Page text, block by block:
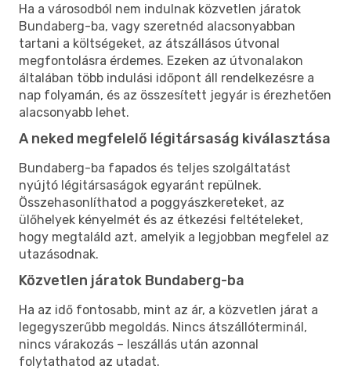
Ha a városodból nem indulnak közvetlen járatok
Bundaberg-ba, vagy szeretnéd alacsonyabban
tartani a költségeket, az átszállásos útvonal
megfontolásra érdemes. Ezeken az útvonalakon
általában több indulási időpont áll rendelkezésre a
nap folyamán, és az összesített jegyár is érezhetően
alacsonyabb lehet.
A neked megfelelő légitársaság kiválasztása
Bundaberg-ba fapados és teljes szolgáltatást
nyújtó légitársaságok egyaránt repülnek.
Összehasonlíthatod a poggyászkereteket, az
ülőhelyek kényelmét és az étkezési feltételeket,
hogy megtaláld azt, amelyik a legjobban megfelel az
utazásodnak.
Közvetlen járatok Bundaberg-ba
Ha az idő fontosabb, mint az ár, a közvetlen járat a
legegyszerűbb megoldás. Nincs átszállóterminál,
nincs várakozás – leszállás után azonnal
folytathatod az utadat.